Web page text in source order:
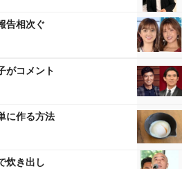
告相次ぐ
コメント
に作る方法
炊き出し